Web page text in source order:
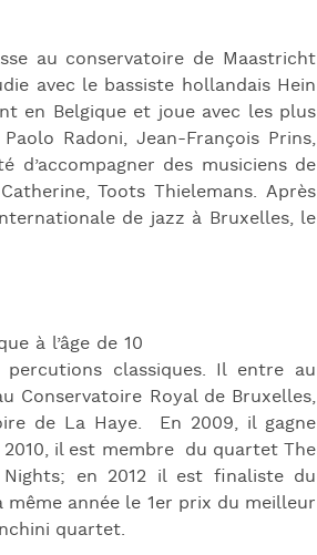
au conservatoire de Maastricht
avec le bassiste hollandais Hein
en Belgique et joue avec les plus
Radoni, Jean-François Prins,
d’accompagner des musiciens de
Toots Thielemans. Après
de jazz à Bruxelles, le
à l’âge de 10
classiques. Il entre au
Conservatoire Royal de Bruxelles,
de La Haye. En 2009, il gagne
2010, il est membre du quartet The
en 2012 il est finaliste du
année le 1er prix du meilleur
quartet.